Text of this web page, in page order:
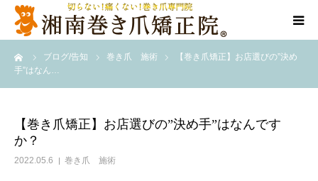
ブログ/告知 巻き爪 施術
【巻き爪矯正】お店選びの”決め
手”はなん…
【巻き爪矯正】お店選びの”決め手”はなんです
か？
2022.05.6 巻き爪 施術
当院について